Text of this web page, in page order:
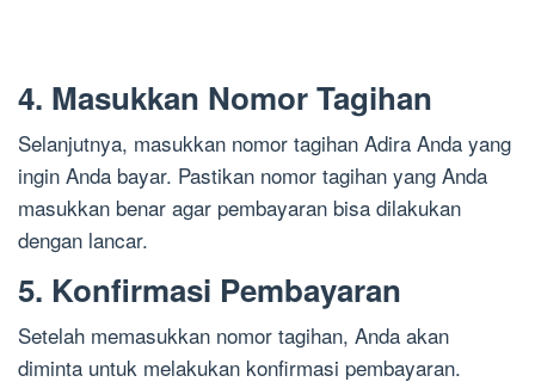
4. Masukkan Nomor Tagihan
Selanjutnya, masukkan nomor tagihan Adira Anda yang
ingin Anda bayar. Pastikan nomor tagihan yang Anda
masukkan benar agar pembayaran bisa dilakukan
dengan lancar.
5. Konfirmasi Pembayaran
Setelah memasukkan nomor tagihan, Anda akan
diminta untuk melakukan konfirmasi pembayaran.